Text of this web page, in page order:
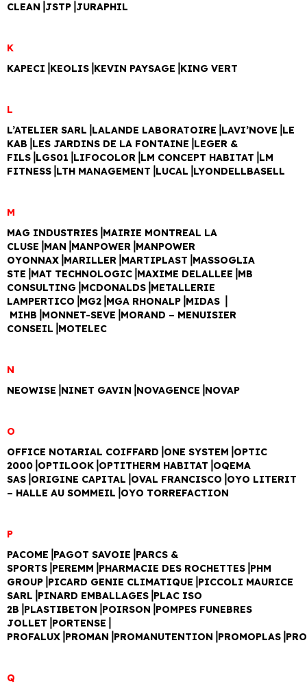
CLEAN⎥JSTP⎥JURAPHIL
K
KAPECI⎥KEOLIS⎥KEVIN PAYSAGE⎥KING VERT
L
L’ATELIER SARL⎥LALANDE LABORATOIRE⎥LAVI’NOVE⎥LE
KAB⎥LES JARDINS DE LA FONTAINE⎥LEGER &
FILS⎥LGS01⎥LIFOCOLOR⎥LM CONCEPT HABITAT⎥LM
FITNESS⎥LTH MANAGEMENT⎥LUCAL⎥LYONDELLBASELL
M
MAG INDUSTRIES⎥MAIRIE MONTREAL LA
CLUSE⎥MAN⎥MANPOWER⎥MANPOWER
OYONNAX⎥MARILLER⎥MARTIPLAST⎥MASSOGLIA
STE⎥MAT TECHNOLOGIC⎥MAXIME DELALLEE⎥MB
CONSULTING⎥MCDONALDS⎥METALLERIE
LAMPERTICO⎥MG2⎥MGA RHONALP⎥MIDAS ⎥
MIHB⎥MONNET-SEVE⎥MORAND – MENUISIER
CONSEIL⎥MOTELEC
N
NEOWISE⎥NINET GAVIN⎥NOVAGENCE⎥NOVAP
O
OFFICE NOTARIAL COIFFARD⎥ONE SYSTEM⎥OPTIC
2000⎥OPTILOOK⎥OPTITHERM HABITAT⎥OQEMA
SAS⎥ORIGINE CAPITAL⎥OVAL FRANCISCO⎥OYO LITERIT
– HALLE AU SOMMEIL⎥OYO TORREFACTION
P
PACOME⎥PAGOT SAVOIE⎥PARCS &
SPORTS⎥PEREMM⎥PHARMACIE DES ROCHETTES⎥PHM
GROUP⎥PICARD GENIE CLIMATIQUE⎥PICCOLI MAURICE
SARL⎥PINARD EMBALLAGES⎥PLAC ISO
2B⎥PLASTIBETON⎥POIRSON⎥POMPES FUNEBRES
JOLLET⎥PORTENSE⎥
Q